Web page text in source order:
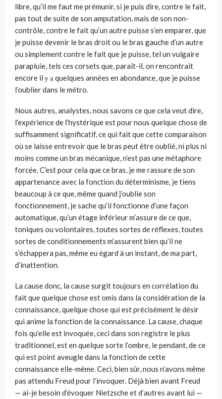
libre, qu’il me faut me prémunir, si je puis dire, contre le fait,
pas tout de suite de son amputation, mais de son non-
contrôle, contre le fait qu’un autre puisse s’en emparer, que
je puisse devenir le bras droit ou le bras gauche d’un autre
ou simplement contre le fait que je puisse, tel un vulgai­re
parapluie, tels ces corsets que, paraît-il, on rencontrait
encore il у а quelques années en abondance, que je puisse
l’oublier dans le métro.
Nous autres, analystes, nous savons ce que cela veut dire,
l’expérience de l’hystérique est pour nous quelque chose de
suffisamment significatif, ce qui fait que cette comparaison
où se laisse entrevoir que le bras peut être oublié, ni plus ni
moins comme un bras mécanique, n’est pas une métaphore
forcée. C’est pour cela que ce bras, je me rassure de son
appartenance avec la fonc­tion du déterminisme, je tiens
beaucoup à ce que, même quand j’oublie son
fonctionnement, je sache qu’il fonctionne d’une façon
automatique, qu’un étage inférieur m’assure de ce que,
toniques ou volontaires, toutes sortes de réflexes, toutes
sortes de conditionnements m’assurent bien qu’il ne
s’échap­pera pas, même eu égard à un instant, de ma part,
d’inattention.
La cause donc, la cause surgit toujours en corrélation du
fait que quelque chose est omis dans la considération de la
connaissance, quelque chose qui est précisément le désir
qui anime la fonction de la connaissance. La cause, chaque
fois qu’elle est invoquée, ceci dans son registre le plus
traditionnel, est en quelque sorte l’ombre, le pendant, de ce
qui est point aveugle dans la fonction de cette
connaissance elle-même. Ceci, bien sûr, nous n’avons même
pas attendu Freud pour l’invoquer. Déjà bien avant Freud
— ai-je besoin d’évoquer Nietzsche et d’autres avant lui —